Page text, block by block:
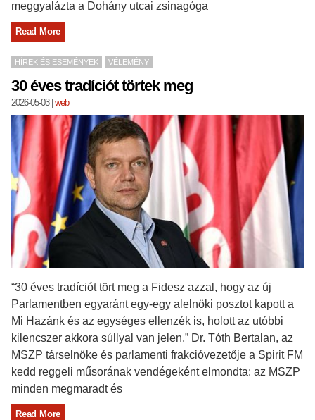
meggyalázta a Dohány utcai zsinagóga
Read More
HÍREK ÉS ESEMÉNYEK VÉLEMÉNY
30 éves tradíciót törtek meg
2026-05-03| web
“30 éves tradíciót tört meg a Fidesz azzal, hogy az új
Parlamentben egyaránt egy-egy alelnöki posztot kapott a
Mi Hazánk és az egységes ellenzék is, holott az utóbbi
kilencszer akkora súllyal van jelen.” Dr. Tóth Bertalan, az
MSZP társelnöke és parlamenti frakcióvezetője a Spirit FM
kedd reggeli műsorának vendégeként elmondta: az MSZP
minden megmaradt és
Read More